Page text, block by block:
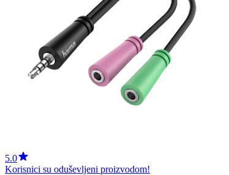
5.0
Korisnici su oduševljeni proizvodom!